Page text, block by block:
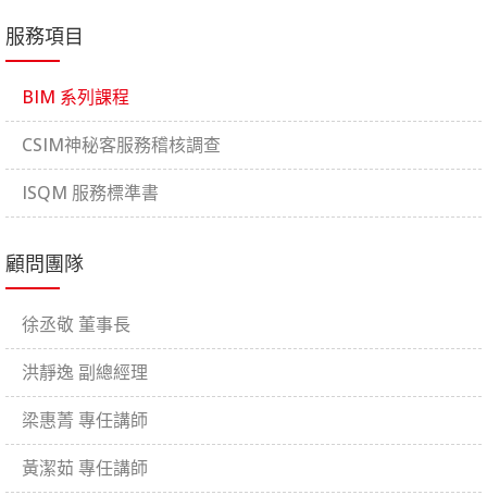
服務項目
BIM 系列課程
CSIM神秘客服務稽核調查
ISQM 服務標準書
顧問團隊
徐丞敬 董事長
洪靜逸 副總經理
梁惠菁 專任講師
黃潔茹 專任講師